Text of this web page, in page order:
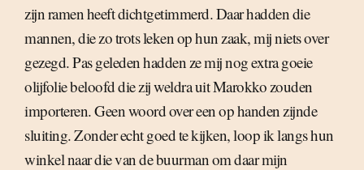
zijn ramen heeft dichtgetimmerd. Daar hadden die
mannen, die zo trots leken op hun zaak, mij niets over
gezegd. Pas geleden hadden ze mij nog extra goeie
olijfolie beloofd die zij weldra uit Marokko zouden
importeren. Geen woord over een op handen zijnde
sluiting. Zonder echt goed te kijken, loop ik langs hun
winkel naar die van de buurman om daar mijn